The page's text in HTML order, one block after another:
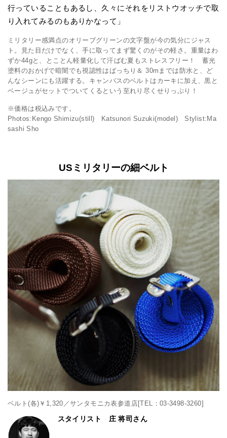
行っていることもあるし、久々にそれをリストウオッチで取
り入れてみるのもありかなって」
ミリタリー感満点のオリーブグリーンの文字盤が今の気分にジャス
ト。見た目だけでなく、手に取ってまず驚くのがその軽さ。重量はわ
ずか44gと、とことん軽量化して汗ばむ夏もストレスフリー！ 蓄光
塗料のおかげで暗闇でも視認性はばっちり＆ 30mまでは防水と、ど
んなシーンにも活躍する。キャンバスのベルトはカーキに加え、黒と
ベージュがセットでついてくるという至れり尽くせりっぷり！
※価格は税込みです。
Photos:Kengo Shimizu(still) Katsunori Suzuki(model) Stylist:Ma
sashi Sho
USミリタリーの細ベルト
ベルト(各)￥1,320／サンタモニカ表参道店[TEL：03-3498-3260]
スタイリスト 庄 将司さん